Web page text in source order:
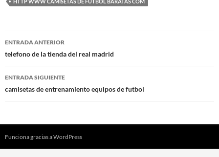
Navegación
de
entradas
ENTRADA ANTERIOR
telefono de la tienda del real madrid
ENTRADA SIGUIENTE
camisetas de entrenamiento equipos de futbol
Funciona gracias a WordPress